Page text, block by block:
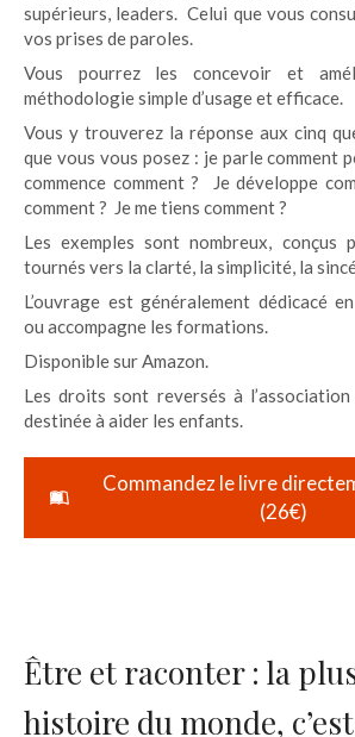
supérieurs, leaders. Celui que vous
vos prises de paroles.
Vous pourrez les concevoir et
méthodologie simple d’usage et efficace.
Vous y trouverez la réponse aux cinq
que vous vous posez : je parle comment
commence comment ? Je développe
comment ? Je me tiens comment ?
Les exemples sont nombreux, conçus
tournés vers la clarté, la simplicité, la
L’ouvrage est généralement dédicacé
ou accompagne les formations.
Disponible sur Amazon.
Les droits sont reversés à l’association
destinée à aider les enfants.
Commandez le livre
(26€)
Être et raconter : la
histoire du monde,